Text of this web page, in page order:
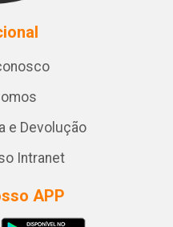
e Devolução
Intranet
APP